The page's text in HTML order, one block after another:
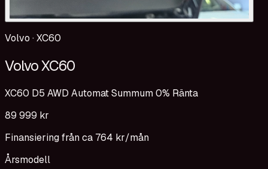
Volvo ·XC60
Volvo XC60
XC60 D5 AWD Automat Summum 0% Ränta
89 999 kr
Finansiering från ca 764 kr/mån
Årsmodell